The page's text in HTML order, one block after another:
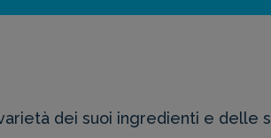
dei suoi ingredienti e delle